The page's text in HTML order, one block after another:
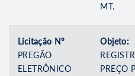
MT.
Licitação Nº
PREGÃO
ELETRÔNICO
Objeto:
PREÇO